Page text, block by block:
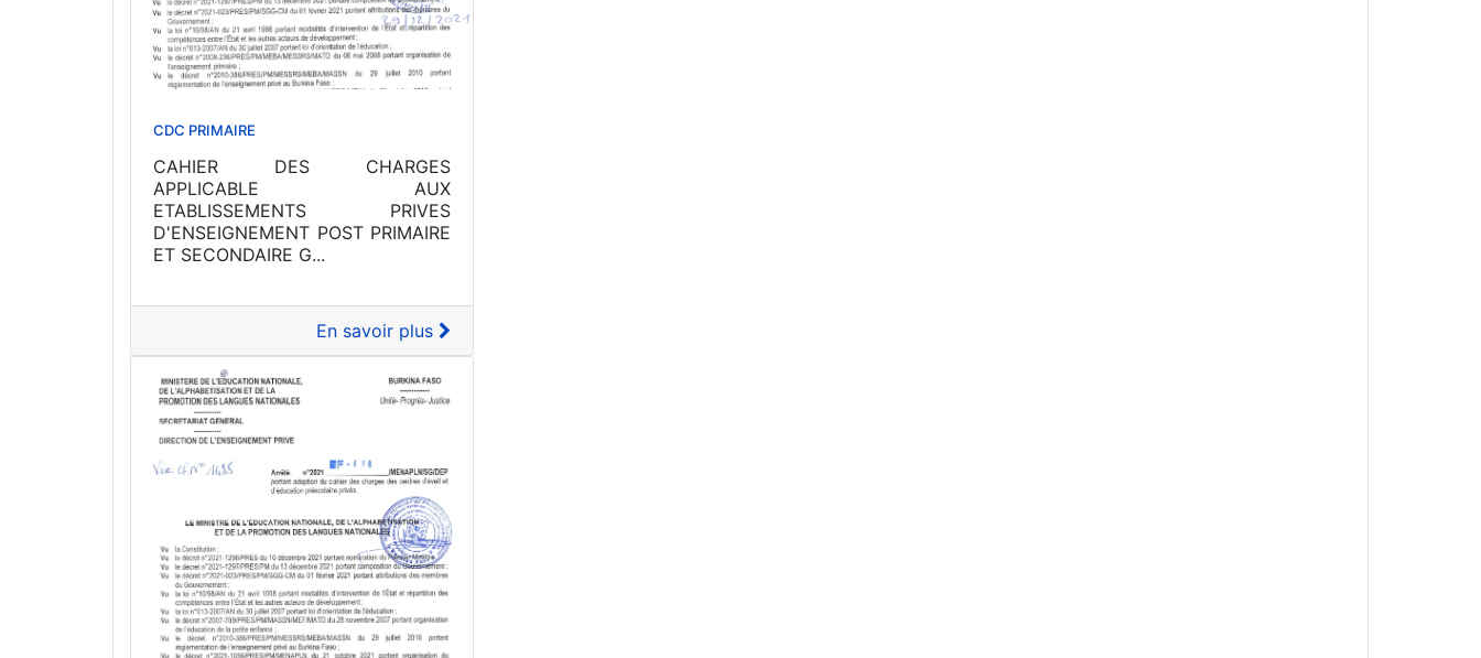
CDC PRIMAIRE
CAHIER DES CHARGES
APPLICABLE AUX
ETABLISSEMENTS PRIVES
D'ENSEIGNEMENT POST PRIMAIRE
ET SECONDAIRE G...
En savoir plus